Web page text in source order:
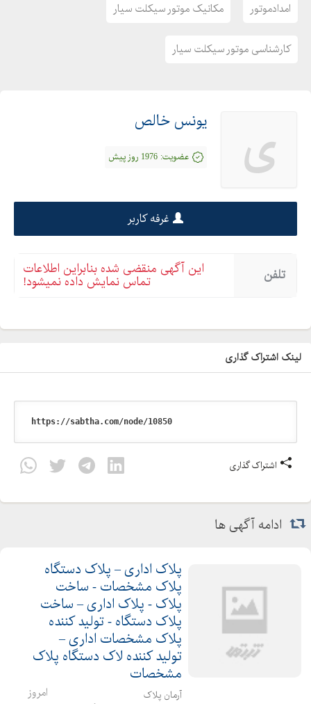
امدادموتور مکانیک موتور سیکلت سیار
کارشناسی موتور سیکلت سیار
ی یونس خالص
عضویت: 1976 روز پیش
غرفه کاربر
تلفن این آگهی منقضی شده بنابراین اطلاعات
تماس نمایش داده نمیشود!
لینک اشتراک گذاری
اشتراک گذاری
ادامه آگهی ها
پلاک اداری – پلاک دستگاه
پلاک مشخصات - ساخت
پلاک - پلاک اداری – ساخت
پلاک دستگاه - تولید کننده
پلاک مشخصات اداری –
تولید کننده لاک دستگاه پلاک
مشخصات
آرمان پلاک امروز